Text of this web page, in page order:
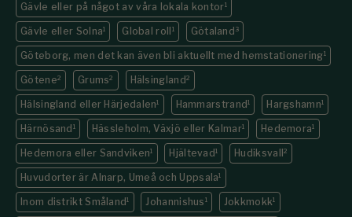
Gävle eller på något av våra lokala kontor1
Gävle eller Solna1 Global roll 1 Götaland 3
Göteborg, men det kan även bli aktuellt med hemstationering1
Götene2 Grums2 Hälsingland 2
Hälsingland eller Härjedalen1 Hammarstrand1 Hargshamn1
Härnösand 1 Hässleholm, Växjö eller Kalmar1 Hedemora1
Hedemora eller Sandviken1 Hjältevad1 Hudiksvall2
Huvudorter är Alnarp, Umeå och Uppsala1
Inom distrikt Småland1 Johannishus 1 Jokkmokk1